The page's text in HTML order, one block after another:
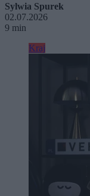
Sylwia Spurek
02.07.2026
9 min
Kraj